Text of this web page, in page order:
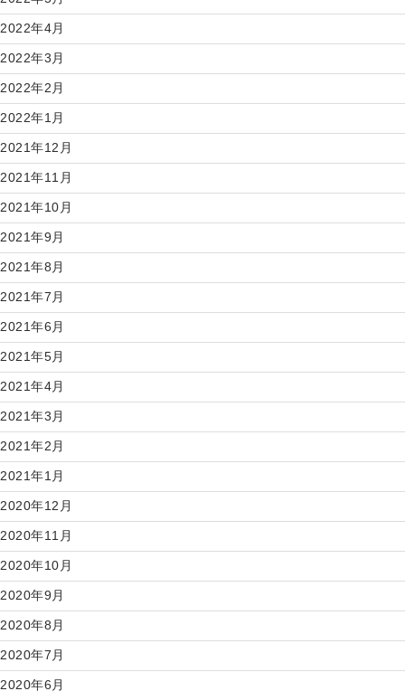
2022年4月
2022年3月
2022年2月
2022年1月
2021年12月
2021年11月
2021年10月
2021年9月
2021年8月
2021年7月
2021年6月
2021年5月
2021年4月
2021年3月
2021年2月
2021年1月
2020年12月
2020年11月
2020年10月
2020年9月
2020年8月
2020年7月
2020年6月